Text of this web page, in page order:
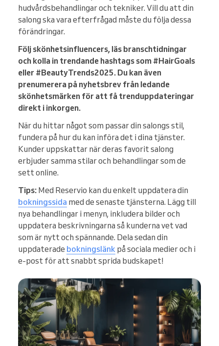
hudvårdsbehandlingar och tekniker. Vill du att din
salong ska vara efterfrågad måste du följa dessa
förändringar.
Följ skönhetsinfluencers, läs branschtidningar
och kolla in trendande hashtags som #HairGoals
eller #BeautyTrends2025. Du kan även
prenumerera på nyhetsbrev från ledande
skönhetsmärken för att få trenduppdateringar
direkt i inkorgen.
När du hittar något som passar din salongs stil,
fundera på hur du kan införa det i dina tjänster.
Kunder uppskattar när deras favorit salong
erbjuder samma stilar och behandlingar som de
sett online.
Tips: Med Reservio kan du enkelt uppdatera din
bokningssida med de senaste tjänsterna. Lägg till
nya behandlingar i menyn, inkludera bilder och
uppdatera beskrivningarna så kunderna vet vad
som är nytt och spännande. Dela sedan din
uppdaterade bokningslänk på sociala medier och i
e-post för att snabbt sprida budskapet!